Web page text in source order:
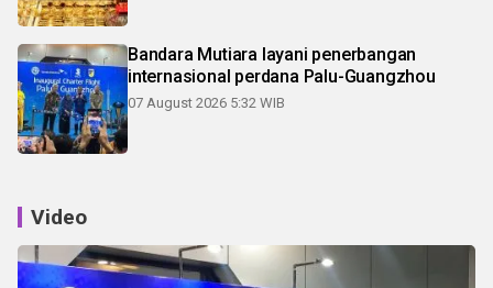
Bandara Mutiara layani penerbangan
internasional perdana Palu-Guangzhou
07 August 2026 5:32 WIB
Video